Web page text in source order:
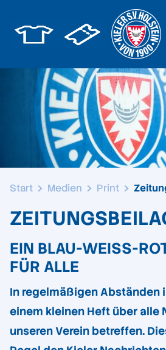
Start Medien Print
EIN BLAU-WEISS-
ÜR ALLE
In regelmäßigen Abständen
einem kleinen Heft über alle
unseren Verein betreffen.